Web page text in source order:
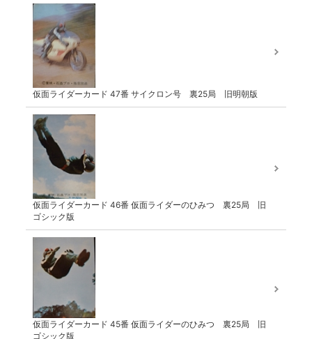
仮面ライダーカード 47番 サイクロン号 裏25局 旧明朝版
仮面ライダーカード 46番 仮面ライダーのひみつ 裏25局 旧
ゴシック版
仮面ライダーカード 45番 仮面ライダーのひみつ 裏25局 旧
ゴシック版